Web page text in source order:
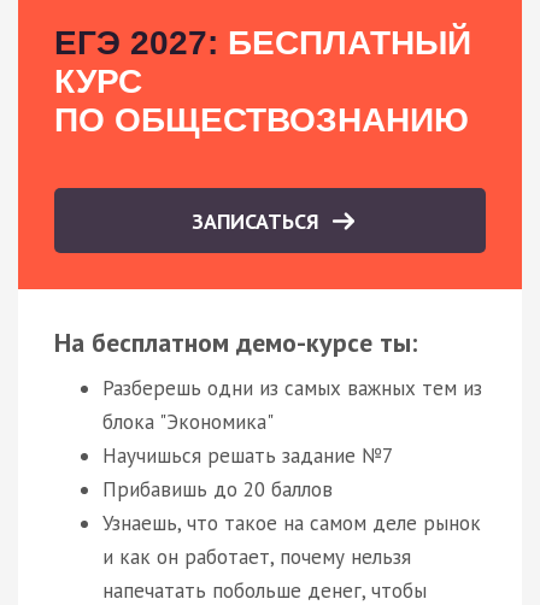
ЕГЭ 2027: БЕСПЛАТНЫЙ
КУРС
ПО ОБЩЕСТВОЗНАНИЮ
ЗАПИСАТЬСЯ
На бесплатном демо-курсе ты:
Разберешь одни из самых важных тем из
блока "Экономика"
Научишься решать задание №7
Прибавишь до 20 баллов
Узнаешь, что такое на самом деле рынок
и как он работает, почему нельзя
напечатать побольше денег, чтобы